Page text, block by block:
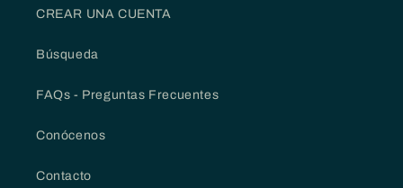
CREAR UNA CUENTA
Búsqueda
FAQs - Preguntas Frecuentes
Conócenos
Contacto